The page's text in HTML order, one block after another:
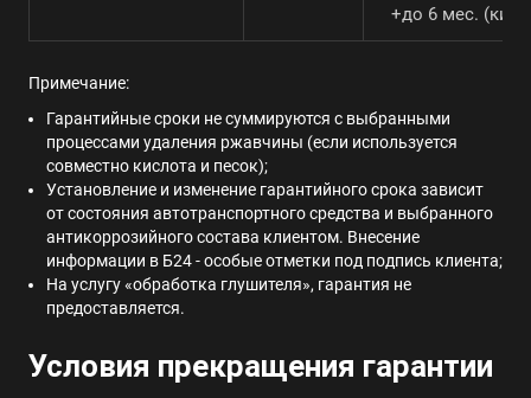
+до 6 мес.
Примечание:
Гарантийные сроки не суммируются с выбранными
процессами удаления ржавчины (если используется
совместно кислота и песок);
Установление и изменение гарантийного срока зависит
от состояния автотранспортного средства и выбранного
антикоррозийного состава клиентом. Внесение
информации в Б24 - особые отметки под подпись клиента;
На услугу «обработка глушителя», гарантия не
предоставляется.
Условия прекращения гарантии